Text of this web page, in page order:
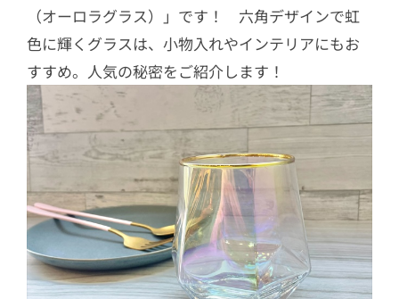
（オーロラグラス）」です！ 六角デザインで虹
色に輝くグラスは、小物入れやインテリアにもお
すすめ。人気の秘密をご紹介します！